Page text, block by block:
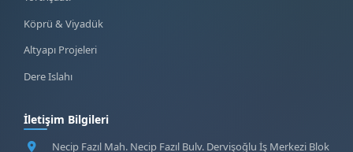
Köprü & Viyadük
Altyapı Projeleri
Dere Islahı
İletişim Bilgileri
Necip Fazıl Mah. Necip Fazıl Bulv. Dervişoğlu İş Merkezi Blok